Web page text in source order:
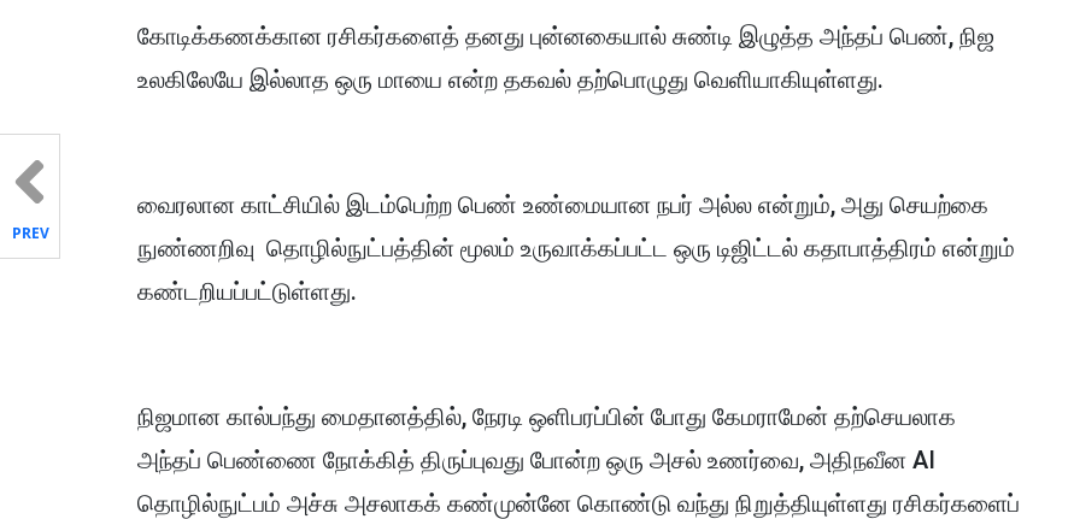
கோடிக்கணக்கான ரசிகர்களைத் தனது புன்னகையால் சுண்டி இழுத்த அந்தப் பெண், நிஜ
உலகிலேயே இல்லாத ஒரு மாயை என்ற தகவல் தற்பொழுது வெளியாகியுள்ளது.
வைரலான காட்சியில் இடம்பெற்ற பெண் உண்மையான நபர் அல்ல என்றும், அது செயற்கை
நுண்ணறிவு தொழில்நுட்பத்தின் மூலம் உருவாக்கப்பட்ட ஒரு டிஜிட்டல் கதாபாத்திரம் என்றும்
கண்டறியப்பட்டுள்ளது.
நிஜமான கால்பந்து மைதானத்தில், நேரடி ஒளிபரப்பின் போது கேமராமேன் தற்செயலாக
அந்தப் பெண்ணை நோக்கித் திருப்புவது போன்ற ஒரு அசல் உணர்வை, அதிநவீன AI
தொழில்நுட்பம் அச்சு அசலாகக் கண்முன்னே கொண்டு வந்து நிறுத்தியுள்ளது ரசிகர்களைப்
PREV